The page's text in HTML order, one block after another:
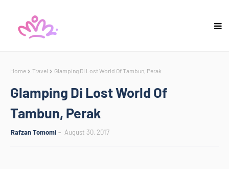
Home Travel Glamping Di Lost World Of Tambun, Perak
Glamping Di Lost World Of
Tambun, Perak
Rafzan Tomomi August 30, 2017